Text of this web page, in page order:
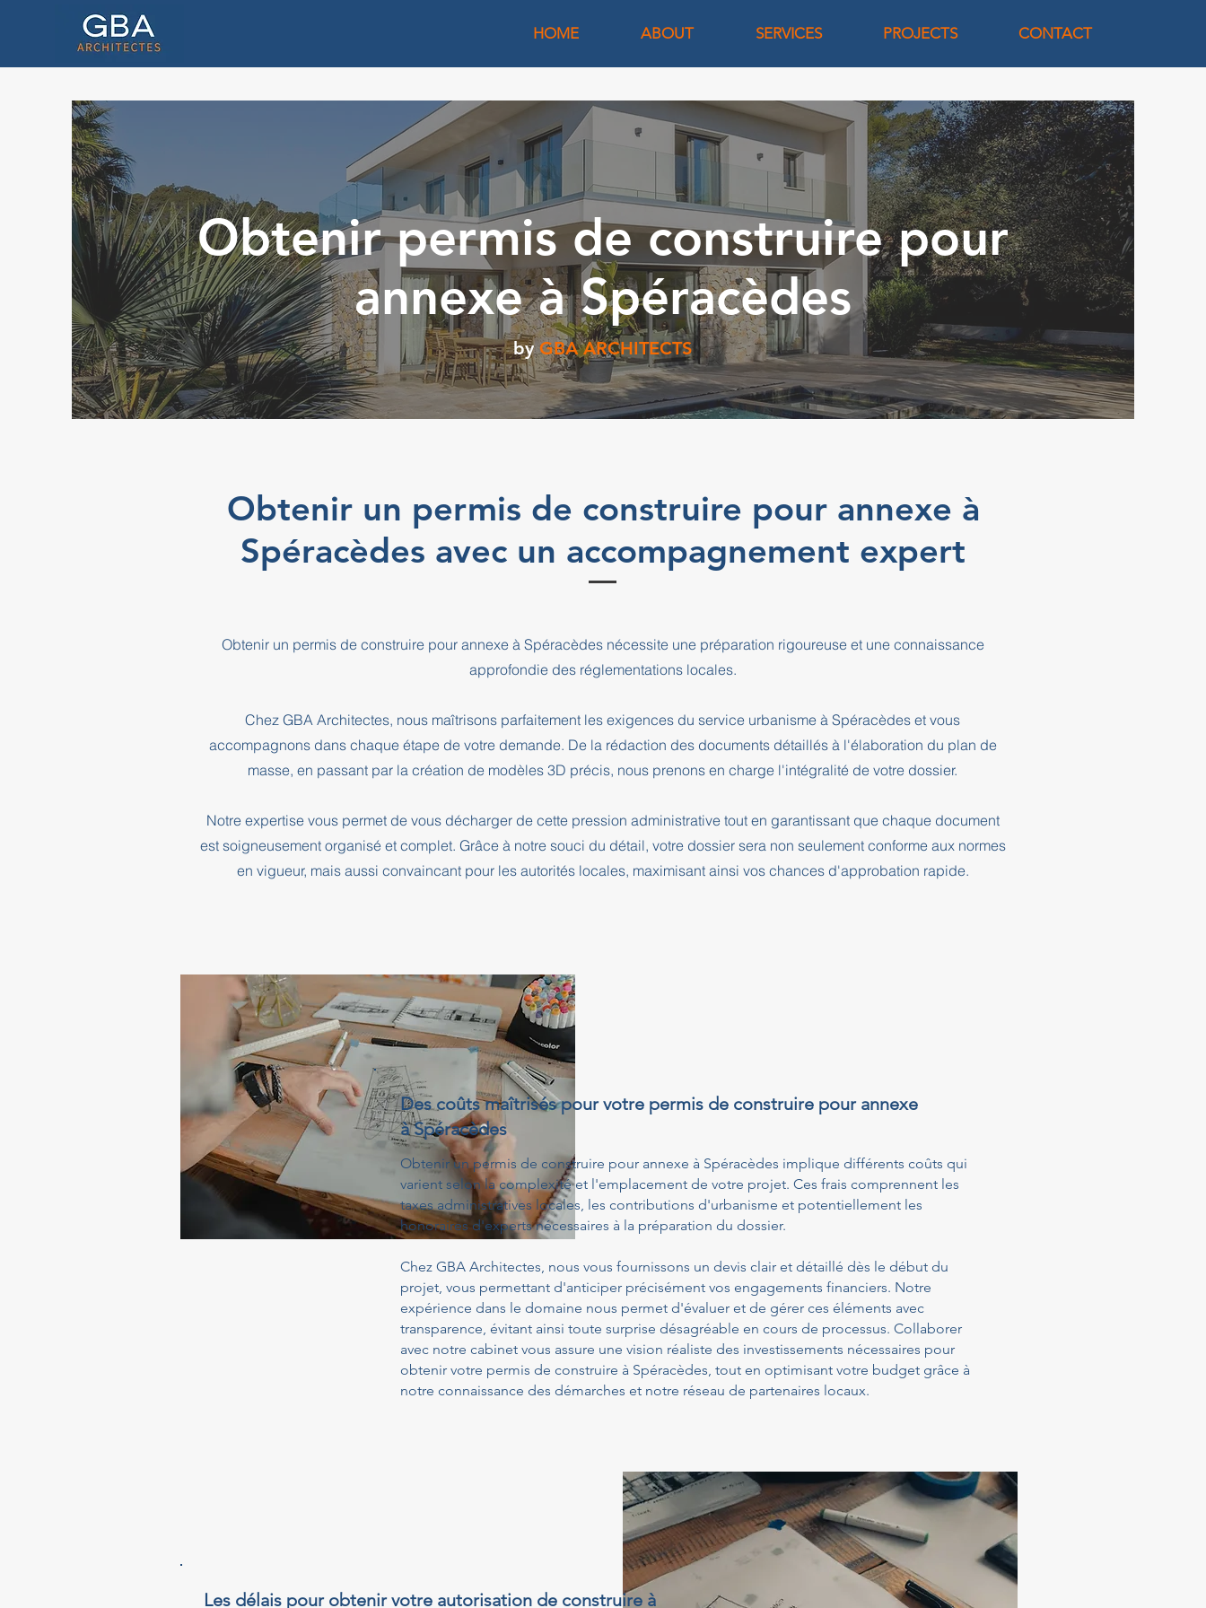
HOME ABOUT SERVICES PROJECTS CONTACT
Obtenir permis de construire pour
annexe à Spéracèdes
by GBA ARCHITECTS
Obtenir un permis de construire pour annexe à
Spéracèdes avec un accompagnement expert
Obtenir un permis de construire pour annexe à Spéracèdes nécessite une préparation rigoureuse et une connaissance
approfondie des réglementations locales.
Chez GBA Architectes, nous maîtrisons parfaitement les exigences du service urbanisme à Spéracèdes et vous
accompagnons dans chaque étape de votre demande. De la rédaction des documents détaillés à l'élaboration du plan de
masse, en passant par la création de modèles 3D précis, nous prenons en charge l'intégralité de votre dossier.
Notre expertise vous permet de vous décharger de cette pression administrative tout en garantissant que chaque document
est soigneusement organisé et complet. Grâce à notre souci du détail, votre dossier sera non seulement conforme aux normes
en vigueur, mais aussi convaincant pour les autorités locales, maximisant ainsi vos chances d'approbation rapide.
Des coûts maîtrisés pour votre permis de construire pour annexe
à Spéracèdes
Obtenir un permis de construire pour annexe à Spéracèdes implique différents coûts qui
varient selon la complexité et l'emplacement de votre projet. Ces frais comprennent les
taxes administratives locales, les contributions d'urbanisme et potentiellement les
honoraires d'experts nécessaires à la préparation du dossier.
Chez GBA Architectes, nous vous fournissons un devis clair et détaillé dès le début du
projet, vous permettant d'anticiper précisément vos engagements financiers. Notre
expérience dans le domaine nous permet d'évaluer et de gérer ces éléments avec
transparence, évitant ainsi toute surprise désagréable en cours de processus. Collaborer
avec notre cabinet vous assure une vision réaliste des investissements nécessaires pour
obtenir votre permis de construire à Spéracèdes, tout en optimisant votre budget grâce à
notre connaissance des démarches et notre réseau de partenaires locaux.
Les délais pour obtenir votre autorisation de construire à